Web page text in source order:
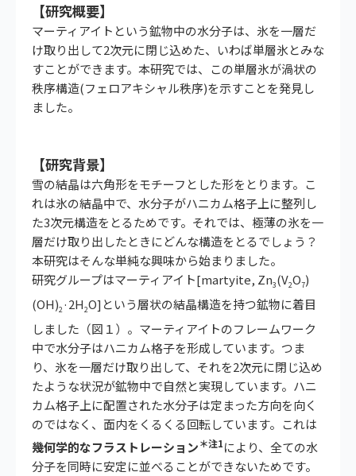
【研究概要】
マーティアイトという鉱物中の水分子は、氷を一層だ
け取り出して2次元に閉じ込めた、いわば単層氷とみな
すことができます。本研究では、この単層氷が渦状の
秩序構造(フェロアキシャル秩序)を示すことを発見し
ました。
【研究背景】
雪の結晶は六角形をモチーフとした形をとります。こ
れは氷の結晶中で、水分子がハニカム格子上に整列し
た3次元構造をとるためです。それでは、極薄の氷を一
層だけ取り出したときにどんな構造をとるでしょう？
本研究はそんな単純な興味から始まりました。
研究グループはマーティアイト[martyite, Zn3(V2O7)
(OH)2·2H2O]という層状の結晶構造を持つ鉱物に着目
しました（図１）。マーティアイトのフレームワーク
中で水分子はハニカム格子を形成しています。つま
り、氷を一層だけ取り出して、それを2次元に閉じ込め
たような状況が鉱物中で自然と実現しています。ハニ
カム格子上に配置された水分子は定まった方向を向く
のではなく、面内をくるくる回転しています。これは
幾何学的なフラストレーション＊注1により、全ての水
分子を同時に安定に並べることができないためです。